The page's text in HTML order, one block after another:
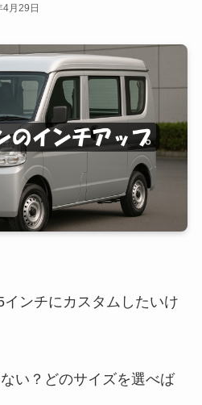
4月29日
インチにカスタムしたいけ
い？どのサイズを選べば